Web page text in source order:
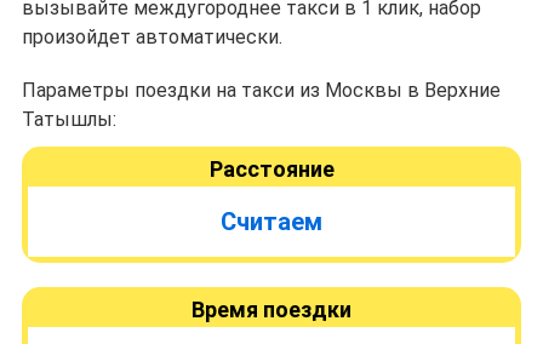
вызывайте междугороднее такси в 1 клик, набор
произойдет автоматически.
Параметры поездки на такси из Москвы в Верхние
Татышлы:
Расстояние
Считаем
Время поездки